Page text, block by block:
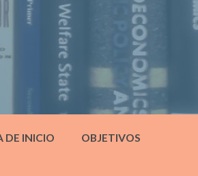
DE INICIO OBJETIVOS